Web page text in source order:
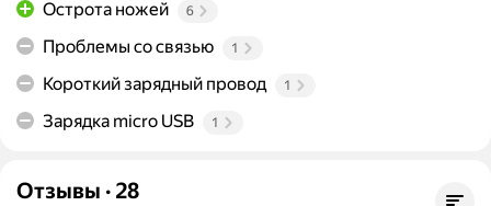
Острота ножей 6
Проблемы со связью 1
Короткий зарядный провод 1
Зарядка micro USB 1
Отзывы · 28